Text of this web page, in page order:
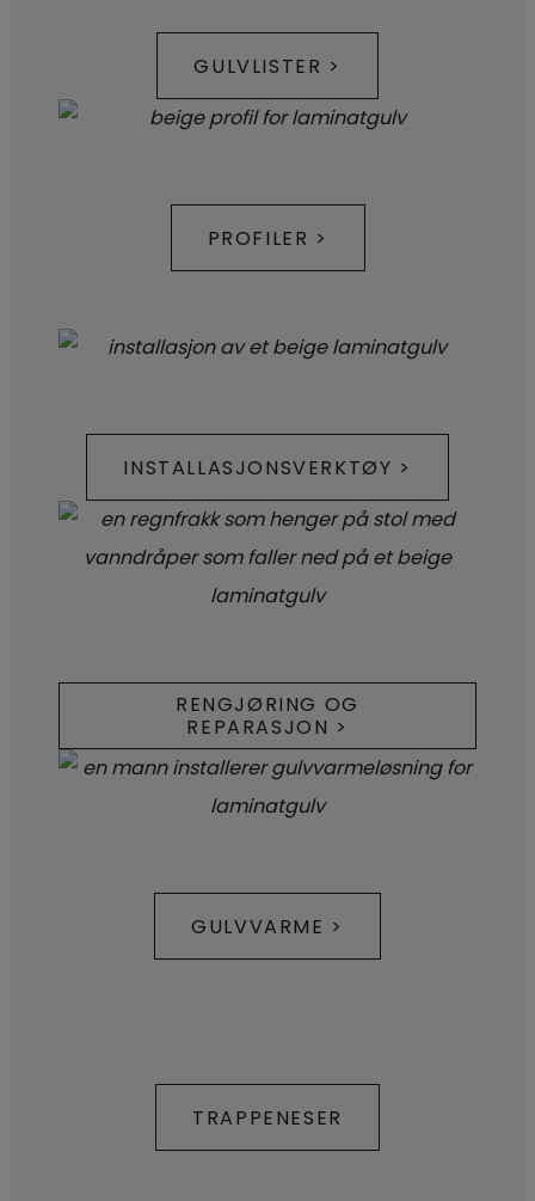
GULVLISTER >
PROFILER >
INSTALLASJONSVERKTØY >
RENGJØRING OG
REPARASJON >
GULVVARME >
TRAPPENESER